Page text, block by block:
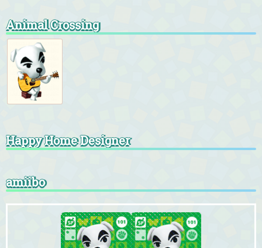
Animal Crossing
Happy Home Designer
amiibo